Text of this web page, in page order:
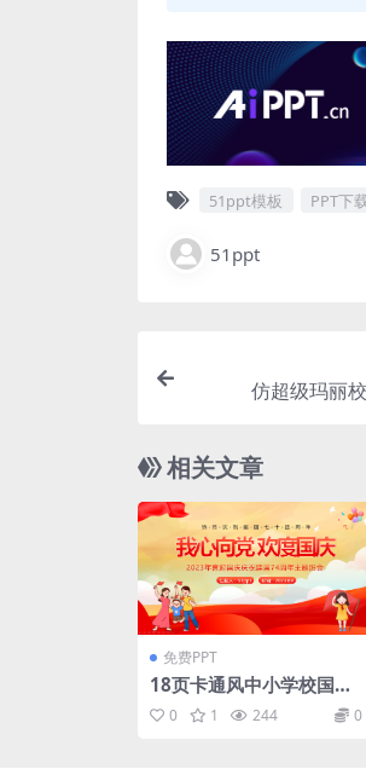
51ppt模板 PPT下
51ppt
仿超级玛丽
相关文章
免费PPT
18页卡通风中小学校国庆
主题班会课件PPT模板下
载
0 1 244 0